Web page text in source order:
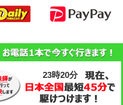
23時20分